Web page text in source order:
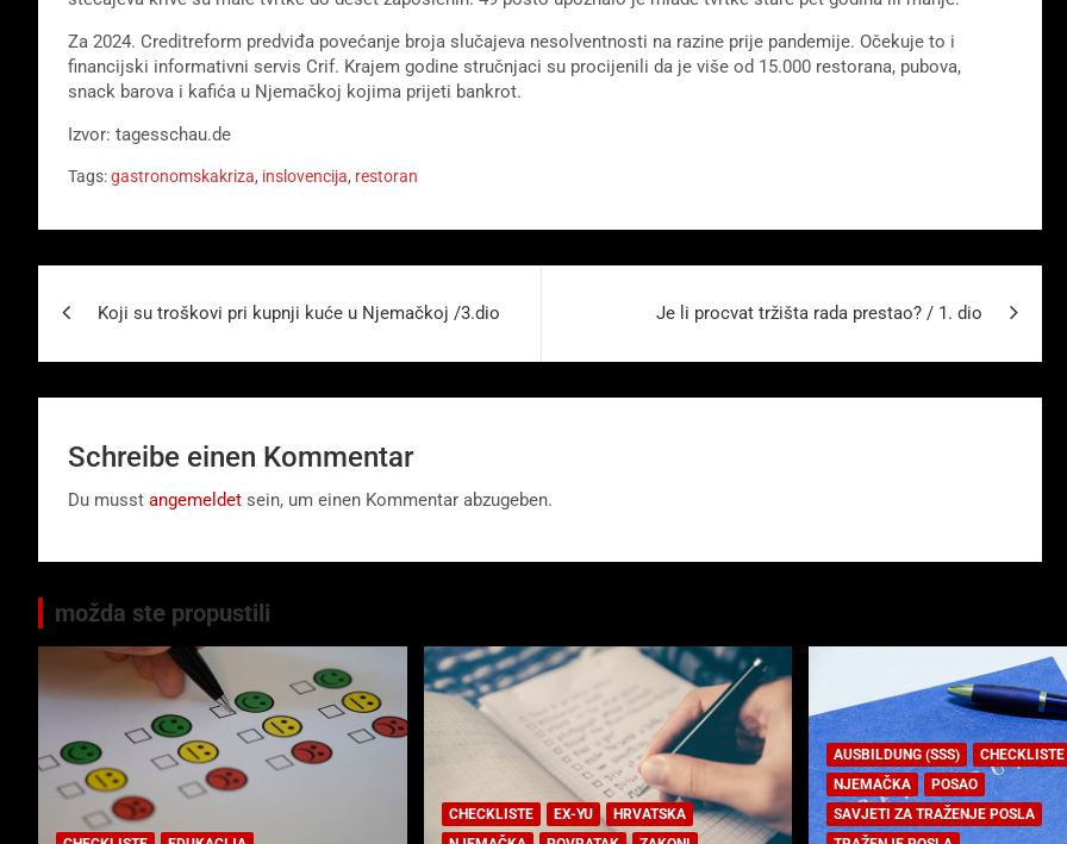
Za 2024. Creditreform predviđa povećanje broja slučajeva nesolventnosti na razine prije pandemije. Očekuje to i
financijski informativni servis Crif. Krajem godine stručnjaci su procijenili da je više od 15.000 restorana, pubova,
snack barova i kafića u Njemačkoj kojima prijeti bankrot.
Izvor: tagesschau.de
Tags:gastronomskakriza, inslovencija, restoran
Koji su troškovi pri kupnji kuće u Njemačkoj /3.dio Je li procvat tržišta rada prestao? / 1. dio
Schreibe einen Kommentar
Du musst angemeldet sein, um einen Kommentar abzugeben.
možda ste propustili
CHECKLISTE EX-YU
HRVATSKA
AUSBILDUNG (SSS)
CHECKLISTE
NJEMAČKA
POSAO
SAVJETI ZA TRAŽENJE POSLA